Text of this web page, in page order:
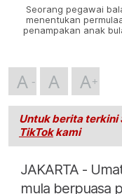
Seorang pegawai
menentukan
penampakan anak
A A A
Untuk berita terkini
TikTokkami
JAKARTA -
mula berpuasa